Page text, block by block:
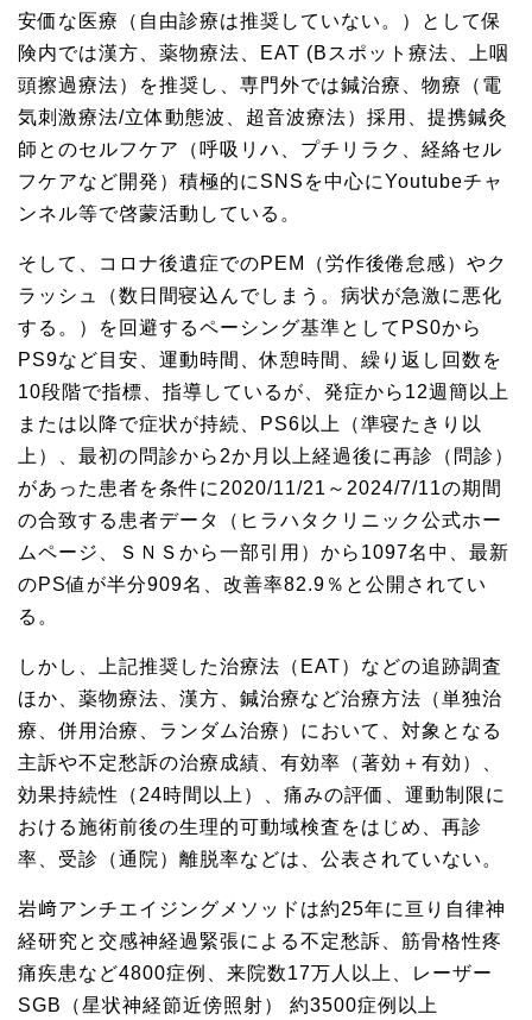
安価な医療（自由診療は推奨していない。）として保
険内では漢方、薬物療法、EAT (Bスポット療法、上咽
頭擦過療法）を推奨し、専門外では鍼治療、物療（電
気刺激療法/立体動態波、超音波療法）採用、提携鍼灸
師とのセルフケア（呼吸リハ、プチリラク、経絡セル
フケアなど開発）積極的にSNSを中心にYoutubeチャ
ンネル等で啓蒙活動している。
そして、コロナ後遺症でのPEM（労作後倦怠感）やク
ラッシュ（数日間寝込んでしまう。病状が急激に悪化
する。）を回避するペーシング基準としてPS0から
PS9など目安、運動時間、休憩時間、繰り返し回数を
10段階で指標、指導しているが、発症から12週簡以上
または以降で症状が持続、PS6以上（準寝たきり以
上）、最初の問診から2か月以上経過後に再診（問診）
があった患者を条件に2020/11/21～2024/7/11の期間
の合致する患者データ（ヒラハタクリニック公式ホー
ムページ、ＳＮＳから一部引用）から1097名中、最新
のPS値が半分909名、改善率82.9％と公開されてい
る。
しかし、上記推奨した治療法（EAT）などの追跡調査
ほか、薬物療法、漢方、鍼治療など治療方法（単独治
療、併用治療、ランダム治療）において、対象となる
主訴や不定愁訴の治療成績、有効率（著効＋有効）、
効果持続性（24時間以上）、痛みの評価、運動制限に
おける施術前後の生理的可動域検査をはじめ、再診
率、受診（通院）離脱率などは、公表されていない。
岩﨑アンチエイジングメソッドは約25年に亘り自律神
経研究と交感神経過緊張による不定愁訴、筋骨格性疼
痛疾患など4800症例、来院数17万人以上、レーザー
SGB（星状神経節近傍照射） 約3500症例以上